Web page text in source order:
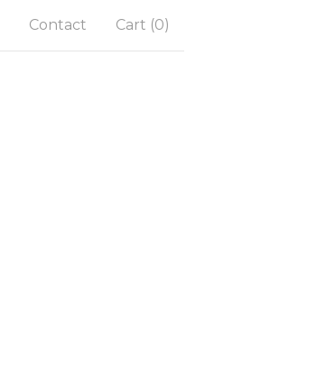
Contact Cart (0)